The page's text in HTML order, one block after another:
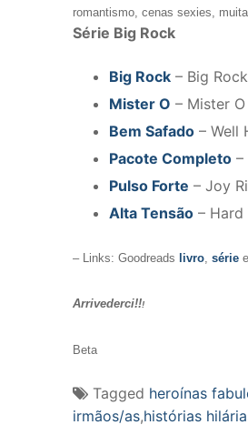
romantismo, cenas sexies,
Série Big Rock
Big Rock – Big
Mister O – Mister
Bem Safado – Well
Pacote Completo –
Pulso Forte – Joy
Alta Tensão – Hard
– Links: Goodreads livro série e
Arrivederci!!!
Beta
Tagged heroínas
irmãos/as,histórias